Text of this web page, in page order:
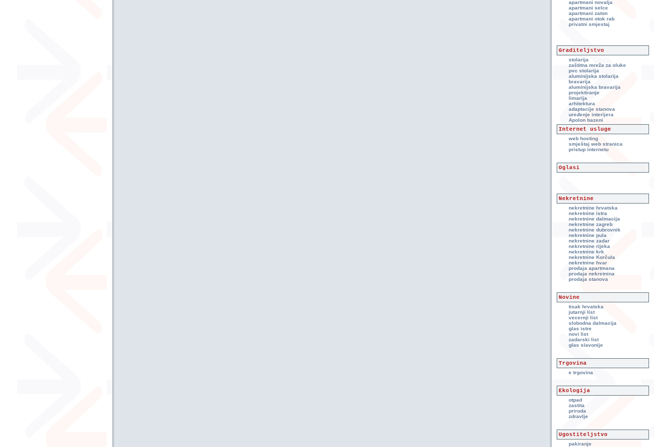
apartmani novalja
apartmani selce
apartmani zaton
apartmani otok rab
privatni smjestaj
Graditeljstvo
stolarija
zaštitna mreža za oluke
pvc stolarija
aluminijska stolarija
bravarija
aluminijska bravarija
projektiranje
limarija
arhitektura
adaptacije stanova
uređenje interijera
Apolon bazeni
Internet usluge
web hosting
smještaj web stranica
pristup internetu
Oglasi
Nekretnine
nekretnine hrvatska
nekretnine istra
nekretnine dalmacija
nekretnine zagreb
nekretnine dubrovnik
nekretnine pula
nekretnine zadar
nekretnine rijeka
nekretnine krk
nekretnine Korčula
nekretnine hvar
prodaja apartmana
prodaja nekretnina
prodaja stanova
Novine
tisak hrvatska
jutarnji list
vecernji list
slobodna dalmacija
glas istre
novi list
zadarski list
glas slavonije
Trgovina
e trgovina
Ekologija
otpad
zastita
priroda
zdravlje
Ugostiteljstvo
pakiranje